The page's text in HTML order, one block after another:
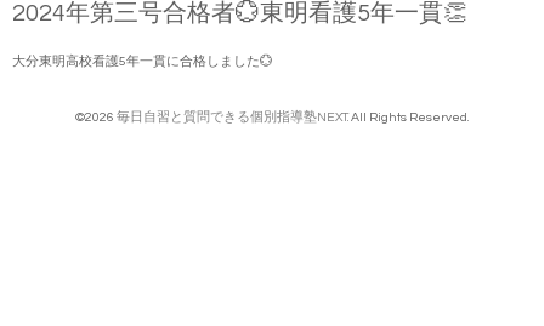
2024年第三号合格者💮東明看護5年一貫👏
大分東明高校看護5年一貫に合格しました💮
©2026 毎日自習と質問できる個別指導塾NEXT. All Rights Reserved.